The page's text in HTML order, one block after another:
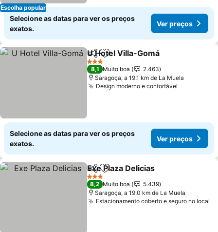
Escolha popular
Selecione as datas para ver os preços
exatos.
Ver preços
PartilharAdicionar aos favoritos
U Hotel Villa-Gomá
3 Estrelas
8,1 Muito boa
2.463
Saragoça, a 19.1 km de La Muela
Design moderno e confortável
Selecione as datas para ver os preços
exatos.
Ver preços
PartilharAdicionar aos favoritos
Exe Plaza Delicias
3 Estrelas
8,2 Muito boa
5.439
Saragoça, a 19.0 km de La Muela
Estacionamento coberto e seguro no local